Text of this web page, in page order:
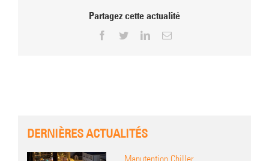
Partagez cette actualité
Facebook
TwitterLinkedInEmail
DERNIÈRES ACTUALITÉS